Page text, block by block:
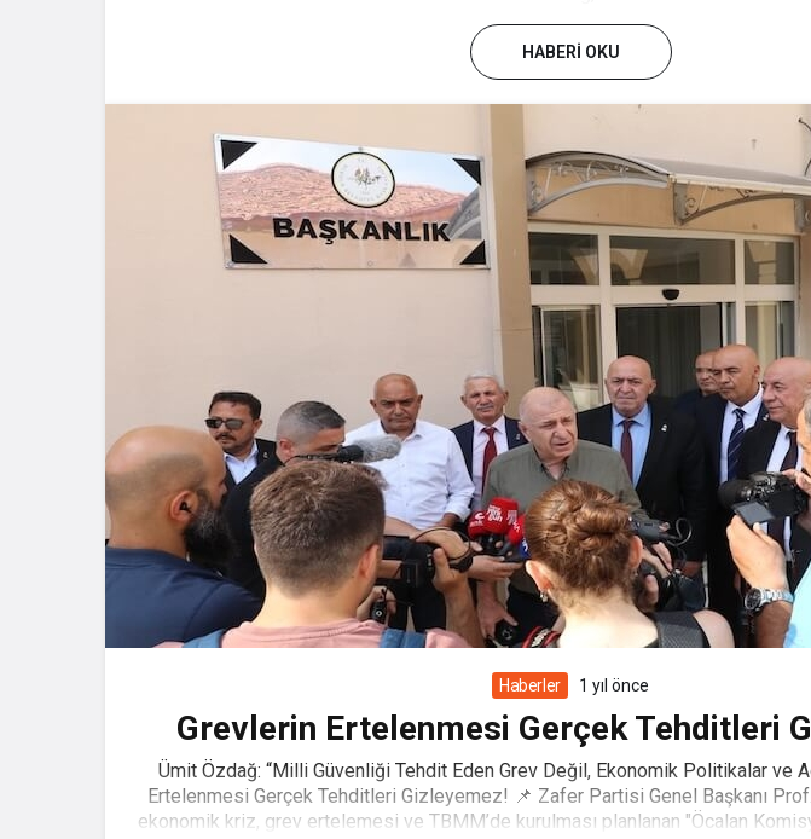
HABERI OKU
Haberler 1 yıl önce
Grevlerin Ertelenmesi Gerçek Tehditleri
Ümit Özdağ: “Milli Güvenliği Tehdit Eden Grev Değil, Ekonomik Politikalar ve
Ertelenmesi Gerçek Tehditleri Gizleyemez! 📌 Zafer Partisi Genel Başkanı
ekonomik kriz, grev ertelemesi ve TBMM’de kurulması planlanan "Öcalan